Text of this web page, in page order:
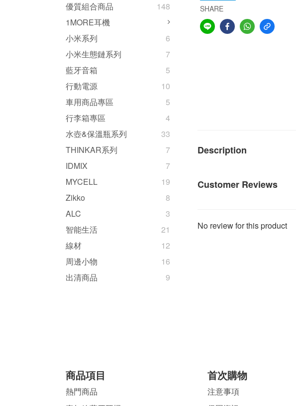
優質組合商品
148
1MORE耳機
小米系列
6
小米生態鏈系列
7
藍牙音箱
5
行動電源
10
車用商品專區
5
行李箱專區
4
水壺&保溫瓶系列
33
THINKAR系列
7
IDMIX
7
MYCELL
19
Zikko
8
ALC
3
智能生活
21
線材
12
周邊小物
16
出清商品
9
SHARE
Description
Customer Reviews
No review for this product
商品項目
熱門商品
首次購物
注意事項